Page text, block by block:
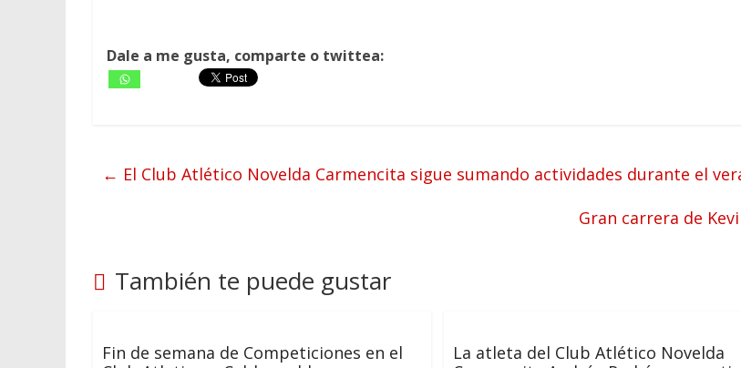
Dale a me gusta, comparte o twittea:
← El Club Atlético Novelda Carmencita sigue sumando actividades durante el
Gran carrera de
También te puede gustar
Fin de semana de Competiciones en el
La atleta del Club Atlético Novelda